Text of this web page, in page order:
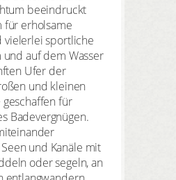
beeindruckt
für erholsame
vielerlei sportliche
auf dem Wasser
Ufer der
und kleinen
für
Badevergnügen.
und Kanäle mit
oder segeln, an